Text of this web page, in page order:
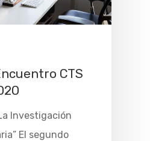
CTS
Investigación
El segundo